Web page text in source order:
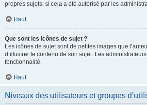
propres sujets, si cela a été autorisé par les
Haut
Que sont les icônes de sujet ?
Les icônes de sujet sont de petites images que
d’illustrer le contenu de son sujet. Les
fonctionnalité.
Haut
Niveaux des utilisateurs et groupes